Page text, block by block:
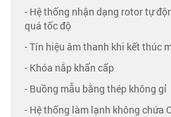
- Hệ thống nhận dạng rotor tự
quá tốc độ
- Tín hiệu âm thanh khi kết thúc
- Khóa nắp khẩn cấp
- Buồng mẫu bằng thép không gỉ
- Hệ thống làm lạnh không chứa